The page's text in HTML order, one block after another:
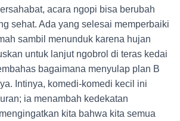
acara ngopi bisa berubah
sehat. Ada yang selesai memperbaiki
sambil menunduk karena hujan
untuk lanjut ngobrol di teras kedai
bagaimana menyulap plan B
Intinya, komedi-komedi kecil ini
ia menambah kedekatan
kita bahwa kita semua